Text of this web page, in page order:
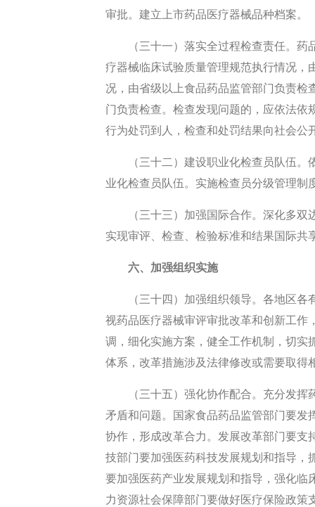
审批。建立上市药品医疗器械品种档案。
（三十一）落实全过程检查责任。
疗器械临床试验质量管理规范执行情况，
况，由省级以上食品药品监管部门负责
门负责检查。检查发现问题的，应依法
行为处罚到人，检查和处罚结果向社会公
（三十二）建设职业化检查员队伍
业化检查员队伍。实施检查员分级管理
（三十三）加强国际合作。深化多
实现审评、检查、检验标准和结果国际共
六、加强组织实施
（三十四）加强组织领导。各地区
视药品医疗器械审评审批改革和创新工作
调，细化实施方案，健全工作机制，切实
体系，改革措施涉及法律修改或需要取得
（三十五）强化协作配合。充分发
矛盾和问题。国家食品药品监管部门要
协作，形成改革合力。发展改革部门要支
技部门要加强医药科技发展规划和指导，
要加强医药产业发展规划和指导，强化临
力资源社会保障部门要做好医疗保险政